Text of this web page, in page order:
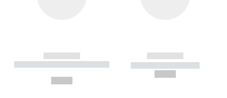
------------
----------- ----------- --------
------------
----------- -----------